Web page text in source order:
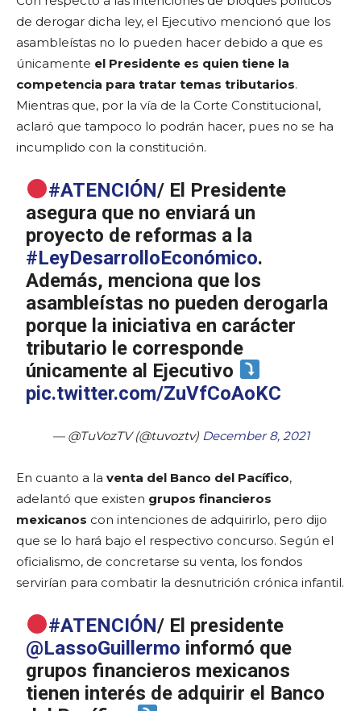
de derogar dicha ley, el Ejecutivo mencionó que los
asambleístas no lo pueden hacer debido a que es
únicamente el Presidente es quien tiene la
competencia para tratar temas tributarios.
Mientras que, por la vía de la Corte Constitucional,
aclaró que tampoco lo podrán hacer, pues no se ha
incumplido con la constitución.
#ATENCIÓN/ El Presidente
asegura que no enviará un
proyecto de reformas a la
#LeyDesarrolloEconómico.
Además, menciona que los
asambleístas no pueden derogarla
porque la iniciativa en carácter
tributario le corresponde
únicamente al Ejecutivo
pic.twitter.com/ZuVfCoAoKC
— @TuVozTV (@tuvoztv) December 8, 2021
En cuanto a la venta del Banco del Pacífico,
adelantó que existen grupos financieros
mexicanos con intenciones de adquirirlo, pero dijo
que se lo hará bajo el respectivo concurso. Según el
oficialismo, de concretarse su venta, los fondos
servirían para combatir la desnutrición crónica infantil.
#ATENCIÓN/ El presidente
@LassoGuillermo informó que
grupos financieros mexicanos
tienen interés de adquirir el Banco